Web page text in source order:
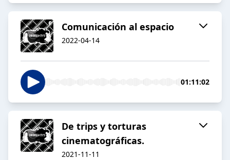
Comunicación al espacio
2022-04-14
01:11:02
De trips y torturas
cinematográficas.
2021-11-11